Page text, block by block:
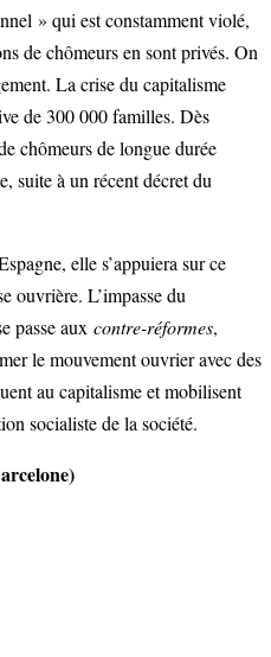
» qui est constamment violé,
de chômeurs en sont privés. On
La crise du capitalisme
de 300 000 familles. Dès
chômeurs de longue durée
suite à un récent décret du
elle s’appuiera sur ce
ouvrière. L’impasse du
passe aux contre-réformes,
le mouvement ouvrier avec des
au capitalisme et mobilisent
socialiste de la société.